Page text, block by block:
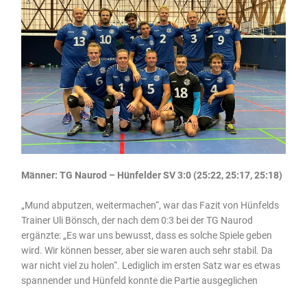
Männer: TG Naurod – Hünfelder SV 3:0 (25:22, 25:17, 25:18)
„Mund abputzen, weitermachen“, war das Fazit von Hünfelds
Trainer Uli Bönsch, der nach dem 0:3 bei der TG Naurod
ergänzte: „Es war uns bewusst, dass es solche Spiele geben
wird. Wir können besser, aber sie waren auch sehr stabil. Da
war nicht viel zu holen“. Lediglich im ersten Satz war es etwas
spannender und Hünfeld konnte die Partie ausgeglichen